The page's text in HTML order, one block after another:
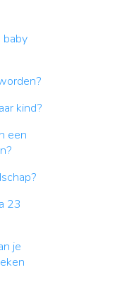
baby
kind?
een
23
je